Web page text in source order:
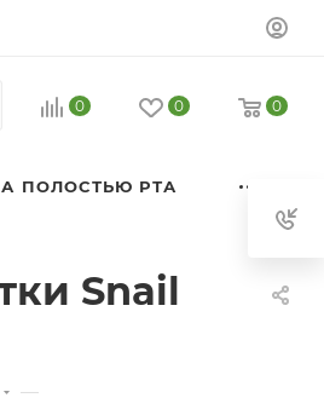
0 0 0
ПОЛОСТЬЮ РТА
Snail
—